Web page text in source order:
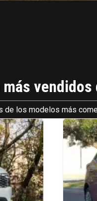
de los modelos más